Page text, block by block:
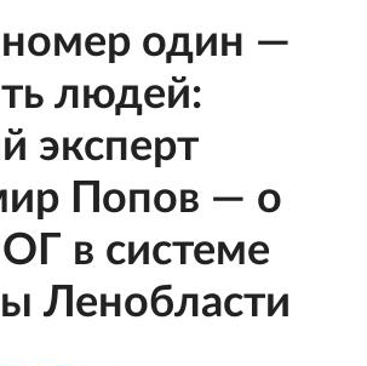
номер один —
людей:
эксперт
Попов — о
в системе
Ленобласти